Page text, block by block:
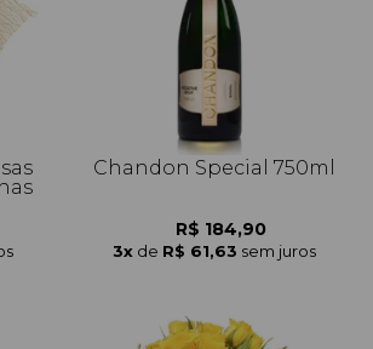
Chandon Special 750ml
R$ 184,90
3x de R$ 61,63 sem juros